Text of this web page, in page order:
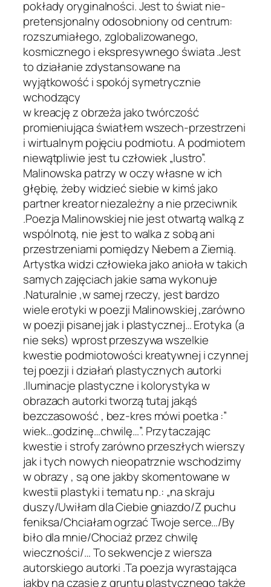
pokłady oryginalności. Jest to świat nie-
pretensjonalny odosobniony od centrum:
rozszumiałego, zglobalizowanego,
kosmicznego i ekspresywnego świata .Jest
to działanie zdystansowane na
wyjątkowość i spokój symetrycznie
wchodzący
w kreację z obrzeża jako twórczość
promieniująca światłem wszech-przestrzeni
i wirtualnym pojęciu podmiotu. A podmiotem
niewątpliwie jest tu człowiek „lustro”.
Malinowska patrzy w oczy własne w ich
głębię, żeby widzieć siebie w kimś jako
partner kreator niezależny a nie przeciwnik
.Poezja Malinowskiej nie jest otwartą walką z
wspólnotą, nie jest to walka z sobą ani
przestrzeniami pomiędzy Niebem a Ziemią.
Artystka widzi człowieka jako anioła w takich
samych zajęciach jakie sama wykonuje
.Naturalnie ,w samej rzeczy, jest bardzo
wiele erotyki w poezji Malinowskiej ,zarówno
w poezji pisanej jak i plastycznej… Erotyka (a
nie seks) wprost przeszywa wszelkie
kwestie podmiotowości kreatywnej i czynnej
tej poezji i działań plastycznych autorki
.Iluminacje plastyczne i kolorystyka w
obrazach autorki tworzą tutaj jakąś
bezczasowość , bez-kres mówi poetka :”
wiek…godzinę…chwilę…”. Przytaczając
kwestie i strofy zarówno przeszłych wierszy
jak i tych nowych nieopatrznie wschodzimy
w obrazy , są one jakby skomentowane w
kwestii plastyki i tematu np.: „na skraju
duszy/Uwiłam dla Ciebie gniazdo/Z puchu
feniksa/Chciałam ogrzać Twoje serce…/By
biło dla mnie/Chociaż przez chwilę
wieczności/… To sekwencje z wiersza
autorskiego autorki .Ta poezja wyrastająca
jakby na czasie z gruntu plastycznego także